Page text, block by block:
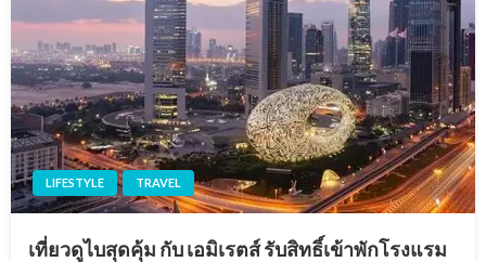
LIFESTYLE TRAVEL
เที่ยวดูไบสุดคุ้ม กับ เอมิเรตส์ รับสิทธิ์เข้าพักโรงแรม